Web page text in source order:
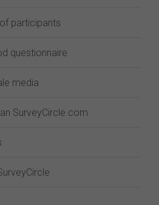
participants
questionnaire
media
SurveyCircle.com